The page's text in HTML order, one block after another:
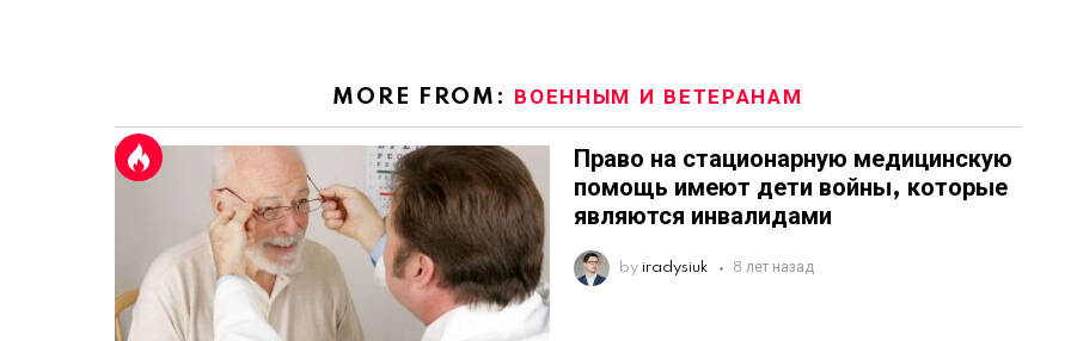
MORE FROM: ВОЕННЫМ И ВЕТЕРАНАМ
Право на стационарную медицинскую
помощь имеют дети войны, которые
являются инвалидами
by iradysiuk 8 лет назад